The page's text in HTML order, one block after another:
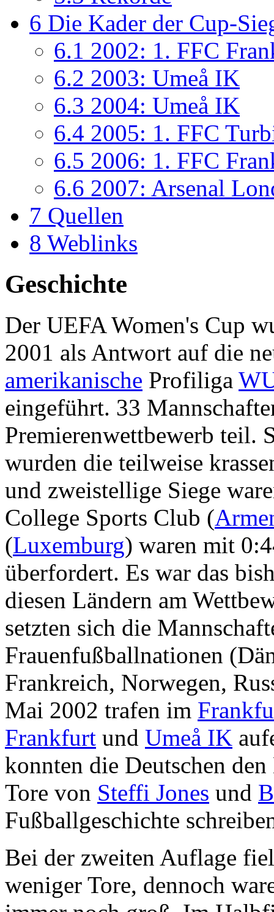
6 Die Kader der Cup-
6.1 2002: 1. FFC
6.2 2003: Umeå IK
6.3 2004: Umeå IK
6.4 2005: 1. FFC
6.5 2006: 1. FFC
6.6 2007: Arsenal
7 Quellen
8 Weblinks
Geschichte
Der UEFA Women's Cup
2001 als Antwort auf die
amerikanische Profiliga
eingeführt. 33
Premierenwettbewerb teil.
wurden die teilweise
und zweistellige Siege
College Sports Club (
(Luxemburg) waren mit
überfordert. Es war das
diesen Ländern am
setzten sich die
Frauenfußballnationen
Frankreich, Norwegen,
Mai 2002 trafen im
Frankfurt und Umeå IK
konnten die Deutschen
Tore von Steffi Jones und
Fußballgeschichte
Bei der zweiten Auflage
weniger Tore, dennoch